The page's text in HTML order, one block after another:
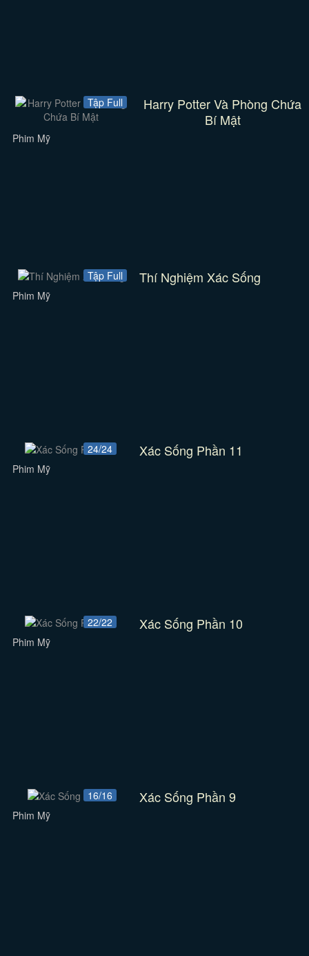
Tập Full
Harry Potter Và Phòng Chứa
Bí Mật
Phim Mỹ
Tập Full Thí Nghiệm Xác Sống
Phim Mỹ
24/24 Xác Sống Phần 11
Phim Mỹ
22/22 Xác Sống Phần 10
Phim Mỹ
16/16 Xác Sống Phần 9
Phim Mỹ